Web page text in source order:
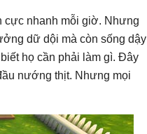
cực nhanh mỗi giờ. Nhưng
dữ dội mà còn sống dậy
họ cần phải làm gì. Đây
nướng thịt. Nhưng mọi